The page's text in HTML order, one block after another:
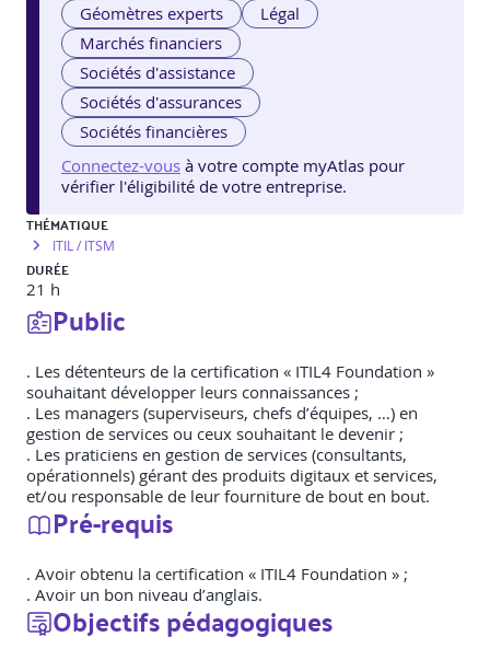
Géomètres experts
Légal
Marchés financiers
Sociétés d'assistance
Sociétés d'assurances
Sociétés financières
Connectez-vous à votre compte myAtlas pour
vérifier l'éligibilité de votre entreprise.
THÉMATIQUE
ITIL / ITSM
DURÉE
21 h
Public
. Les détenteurs de la certification « ITIL4 Foundation »
souhaitant développer leurs connaissances ;
. Les managers (superviseurs, chefs d’équipes, …) en
gestion de services ou ceux souhaitant le devenir ;
. Les praticiens en gestion de services (consultants,
opérationnels) gérant des produits digitaux et services,
et/ou responsable de leur fourniture de bout en bout.
Pré-requis
. Avoir obtenu la certification « ITIL4 Foundation » ;
. Avoir un bon niveau d’anglais.
Objectifs pédagogiques